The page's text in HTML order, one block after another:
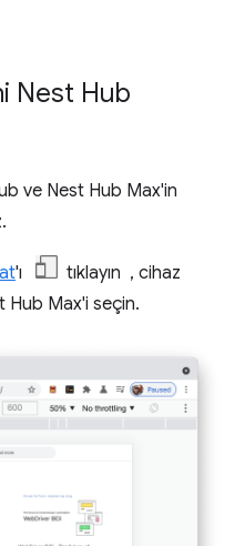
Nest Hub
ve Nest Hub Max'in
'ı
tıklayın , cihaz
Hub Max'i seçin.